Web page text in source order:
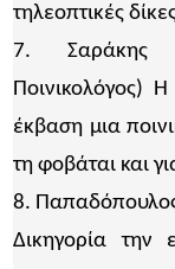
τηλεοπτικές
7. Σαράκης
Ποινικολόγος)
έκβαση μια
τη φοβάται και
8.
Δικηγορία